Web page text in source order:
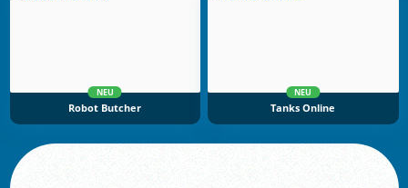
NEU
Robot Butcher
NEU
Tanks Online